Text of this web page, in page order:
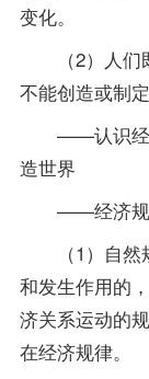
变化。
（2）人们
不能创造或制
——认识经济
造世界
——经济规
（1）自然
和发生作用的
济关系运动的
在经济规律。